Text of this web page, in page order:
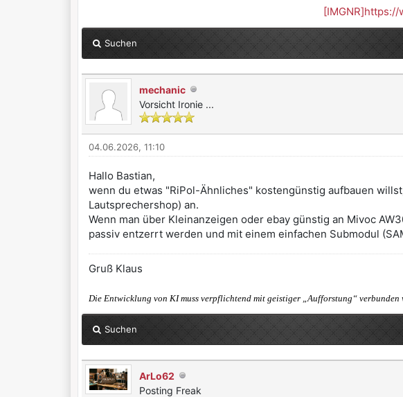
Suchen
mechanic
Vorsicht Ironie ...
04.06.2026, 11:10
Hallo Bastian,
wenn du etwas "RiPol-Ähnliches" kostengünstig aufbauen
Lautsprechershop) an.
Wenn man über Kleinanzeigen oder ebay günstig an Mivoc
passiv entzerrt werden und mit einem einfachen Submodul
Gruß Klaus
Die Entwicklung von KI muss verpflichtend mit geistiger „Aufforstung“ verbunden
Suchen
ArLo62
Posting Freak